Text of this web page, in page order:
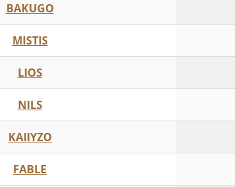
BAKUGO
MISTIS
LIOS
NILS
KAIIYZO
FABLE